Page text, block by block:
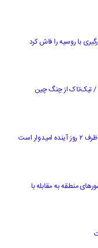
با روسیه را فاش کرد
/ تیک‌تاک از چنگ چین
است
منطقه به مقابله با